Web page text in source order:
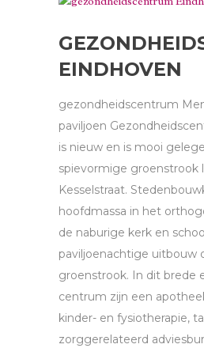
EINDHOVEN
gezondheidscentrum
paviljoen
is nieuw en is mooi
spievormige groenstrook
Kesselstraat.
hoofdmassa in het
de naburige kerk en
paviljoenachtige uitbouw
groenstrook. In dit brede
centrum zijn een
kinder- en fysiotherapie,
zorggerelateerd